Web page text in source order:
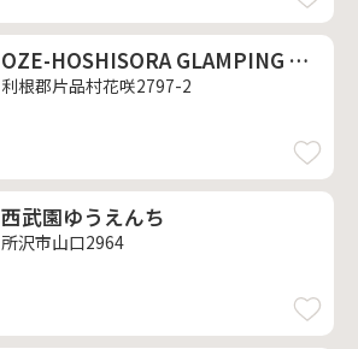
OZE-HOSHISORA GLAMPING & CAMP RESORT
利根郡片品村花咲2797-2
西武園ゆうえんち
所沢市山口2964